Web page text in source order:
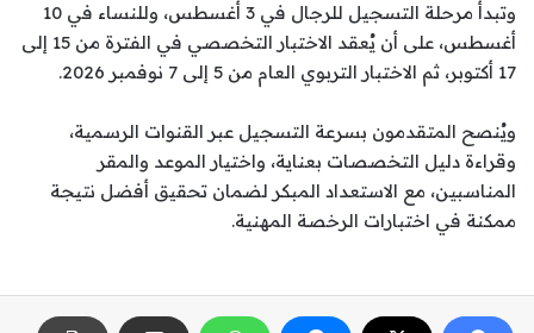
وتبدأ مرحلة التسجيل للرجال في 3 أغسطس، وللنساء في 10
أغسطس، على أن يُعقد الاختبار التخصصي في الفترة من 15 إلى
17 أكتوبر، ثم الاختبار التربوي العام من 5 إلى 7 نوفمبر 2026.
ويُنصح المتقدمون بسرعة التسجيل عبر القنوات الرسمية،
وقراءة دليل التخصصات بعناية، واختيار الموعد والمقر
المناسبين، مع الاستعداد المبكر لضمان تحقيق أفضل نتيجة
ممكنة في اختبارات الرخصة المهنية.